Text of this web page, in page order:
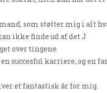
som støtter mig i alt
ikke finde ud af det J
over tingene.
succesful karriere, og en
et fantastisk år for mig.